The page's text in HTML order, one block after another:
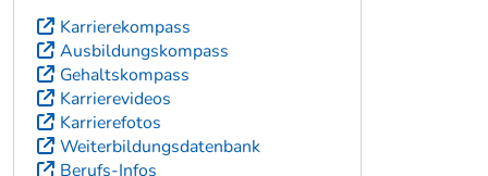
Karrierekompass
Ausbildungskompass
Gehaltskompass
Karrierevideos
Karrierefotos
Weiterbildungsdatenbank
Berufs-Infos